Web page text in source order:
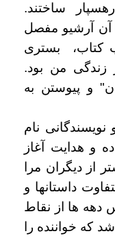
ساختند.
آن آرشیو مفصل
کتاب، بستری
زندگی من بود.
و پیوستن به
نویسندگانی نام
و هدایت آغاز
از دیگران مرا
داستانها و
دهه ها از نقاط
که خواننده را